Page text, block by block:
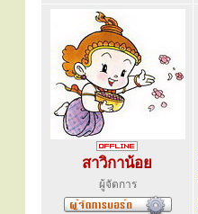
สาวิกาน้อย
ผู้จัดการ